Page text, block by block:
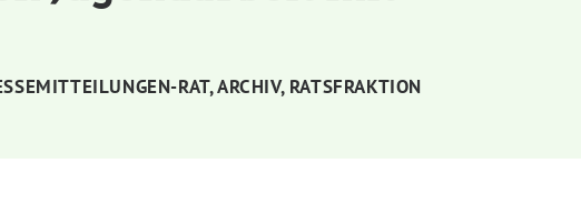
RAT,ARCHIV, RATSFRAKTION